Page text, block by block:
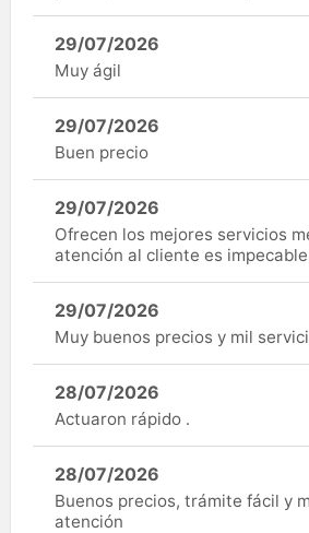
29/07/2026
Muy ágil
29/07/2026
Buen precio
29/07/2026
Ofrecen los mejores servicios
atención al cliente es
29/07/2026
Muy buenos precios y mil
28/07/2026
Actuaron rápido .
28/07/2026
Buenos precios, trámite fácil y
atención